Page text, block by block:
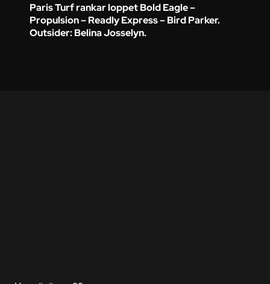
Paris Turf rankar loppet Bold Eagle –
Propulsion – Readly Express – Bird Parker.
Outsider: Belina Josselyn.